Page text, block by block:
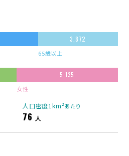
3,872
65歳以上
5,135
女性
人口密度1km²あたり
76 人